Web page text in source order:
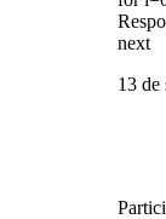
next
13 de